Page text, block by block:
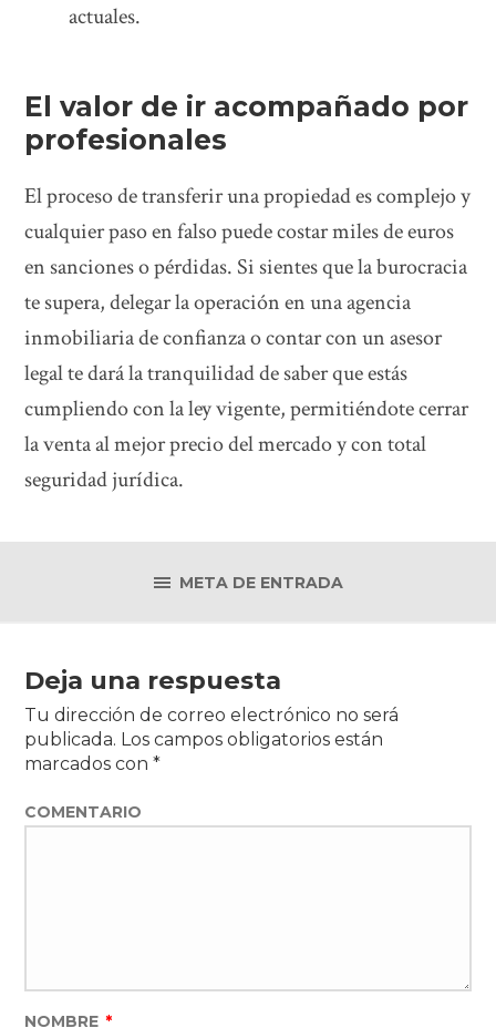
actuales.
El valor de ir acompañado por
profesionales
El proceso de transferir una propiedad es complejo y
cualquier paso en falso puede costar miles de euros
en sanciones o pérdidas. Si sientes que la burocracia
te supera, delegar la operación en una agencia
inmobiliaria de confianza o contar con un asesor
legal te dará la tranquilidad de saber que estás
cumpliendo con la ley vigente, permitiéndote cerrar
la venta al mejor precio del mercado y con total
seguridad jurídica.
META DE ENTRADA
Deja una respuesta
Tu dirección de correo electrónico no será
publicada. Los campos obligatorios están
marcados con*
COMENTARIO
NOMBRE *